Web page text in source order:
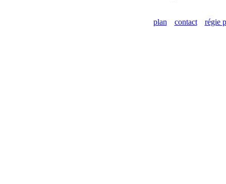
plan contact régie